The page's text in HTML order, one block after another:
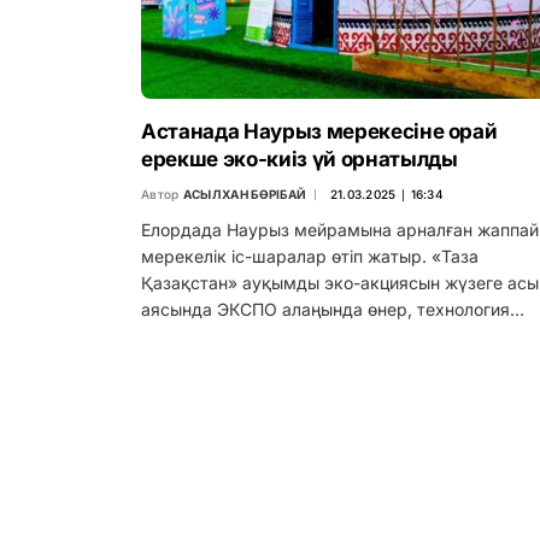
Астанада Наурыз мерекесіне орай
ерекше эко-киіз үй орнатылды
Автор АСЫЛХАН БӨРІБАЙ 21.03.2025 ∣ 16:34
Елордада Наурыз мейрамына арналған жаппай
мерекелік іс-шаралар өтіп жатыр. «Таза
Қазақстан» ауқымды эко-акциясын жүзеге
аясында ЭКСПО алаңында өнер, технология…